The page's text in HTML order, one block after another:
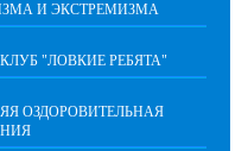
И ЭКСТРЕМИЗМА
"ЛОВКИЕ РЕБЯТА"
ОЗДОРОВИТЕЛЬНАЯ